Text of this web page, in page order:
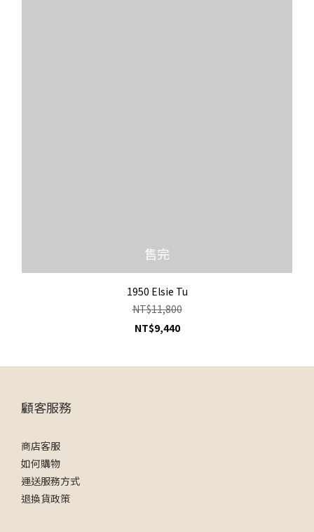
售完
1950 Elsie Tu
NT$11,800
NT$9,440
顧客服務
商店客服
如何購物
運送服務方式
退換貨政策